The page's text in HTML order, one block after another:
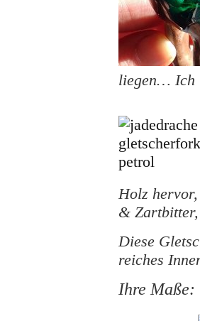
liegen… Ich
Holz
& Zartbitter,
Diese
reiches
Ihre Maße: